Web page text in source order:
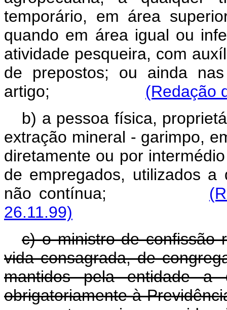
temporário, em área
quando em área igual ou
atividade pesqueira, com
de prepostos; ou ainda
artigo;
(Redação
b) a pessoa física,
extração mineral - garimpo,
diretamente ou por
de empregados, utilizados
não contínua;
26.11.99)
c) o ministro de confissão
vida consagrada, de
mantidos pela entidade a
obrigatoriamente à